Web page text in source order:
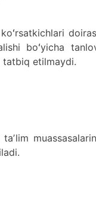
boʻyicha
tatbiq etilmaydi.